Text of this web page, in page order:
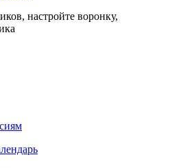
настройте воронку,